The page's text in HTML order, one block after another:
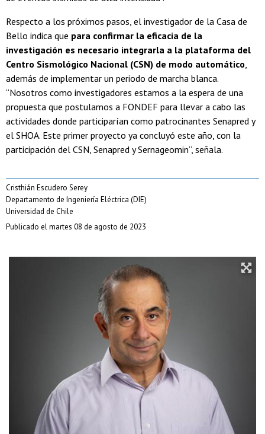
Respecto a los próximos pasos, el investigador de la Casa de
Bello indica que para confirmar la eficacia de la
investigación es necesario integrarla a la plataforma del
Centro Sismológico Nacional (CSN) de modo automático
además de implementar un periodo de marcha blanca.
“Nosotros como investigadores estamos a la espera de una
propuesta que postulamos a FONDEF para llevar a cabo las
actividades donde participarían como patrocinantes Senapred y
el SHOA. Este primer proyecto ya concluyó este año, con la
participación del CSN, Senapred y Sernageomin”, señala.
Cristhián Escudero Serey
Departamento de Ingeniería Eléctrica (DIE)
Universidad de Chile
Publicado el martes 08 de agosto de 2023